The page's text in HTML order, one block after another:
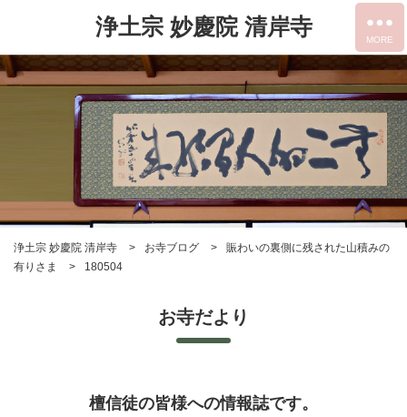
浄土宗 妙慶院 清岸寺
浄土宗 妙慶院 清岸寺 お寺ブログ
賑わいの裏側に残された山積みの
有りさま
180504
お寺だより
檀信徒の皆様への情報誌です。